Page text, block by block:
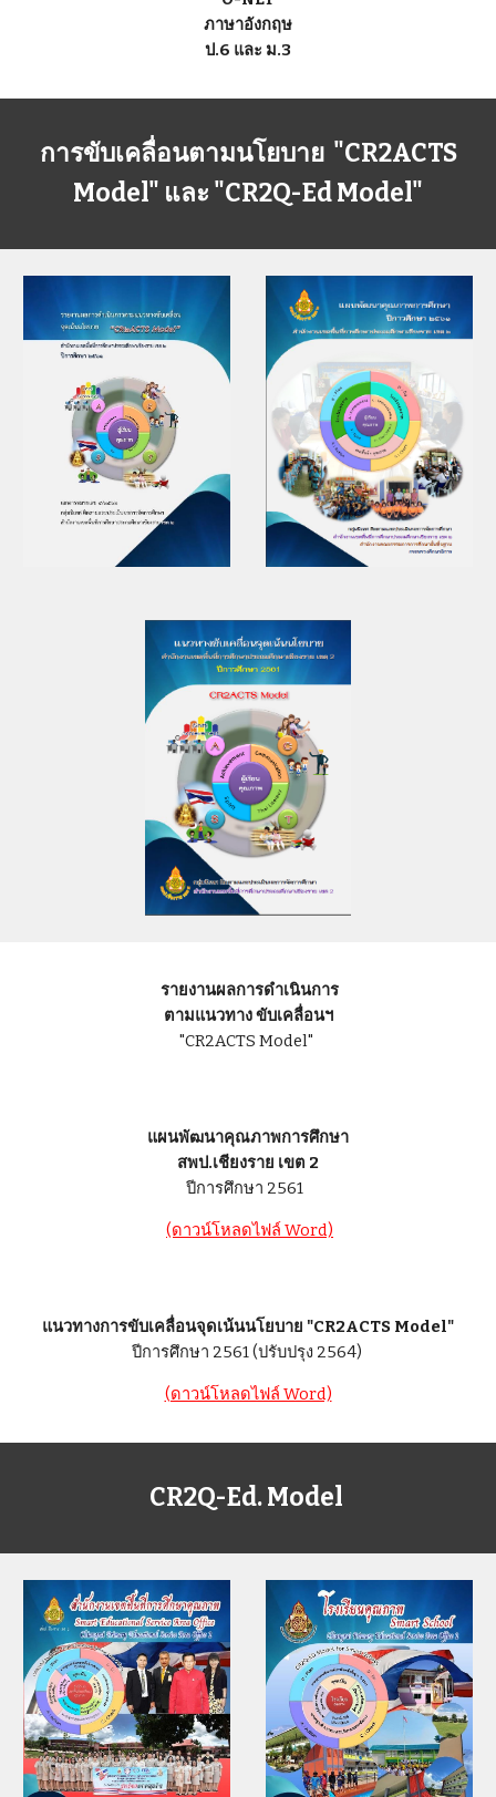
ภาษาอังกฤษ
ป.6 และ ม.3
การขับเคลื่อนตามนโยบาย "CR2ACTS
Model" และ "CR2Q-Ed Model"
รายงานผลการดำเนินการ
ตามแนวทาง ขับเคลื่อนฯ
"CR2ACTS Model"
แผนพัฒนาคุณภาพการศึกษา
สพป.เชียงราย เขต 2
ปีการศึกษา 2561
(ดาวน์โหลดไฟล์ Word)
แนวทางการขับเคลื่อนจุดเน้นนโยบาย "CR2ACTS Model"
ปีการศึกษา 2561 (ปรับปรุง 2564)
(ดาวน์โหลดไฟล์ Word)
CR2Q-Ed. Model